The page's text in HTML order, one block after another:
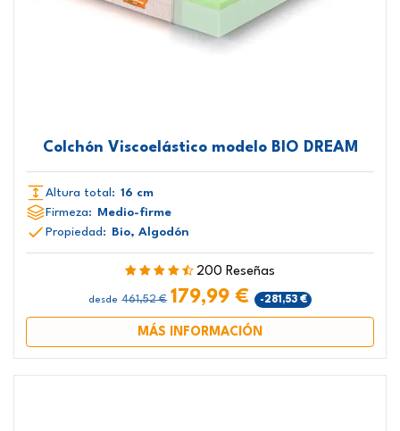
Colchón Viscoelástico modelo BIO DREAM
Altura total: 16 cm
Firmeza:
Medio-firme
Propiedad:
Bio, Algodón
200 Reseñas
desde 461,52 € 179,99 € -281,53 €
MÁS INFORMACIÓN